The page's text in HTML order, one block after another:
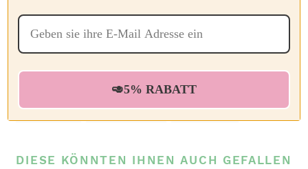
PAKET
TEILENAUF
TWITTERNAUF
PINNENAUF
DIESE KÖNNTEN IHNEN AUCH GEFALLEN
🥑5% RABATT